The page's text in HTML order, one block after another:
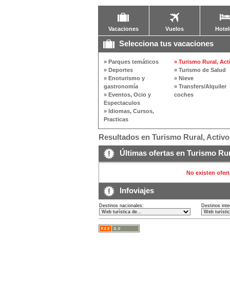
Vacaciones Vuelos
Selecciona tus vacaciones
» Parques temáticos
» Deportes
» Enoturismo y
gastronomía
» Eventos, Ocio y
Espectaculos
» Idiomas, Cursos,
Practicas
» Turismo Rural,
» Turismo de Salud
» Nieve
» Transfers/Alquiler
coches
Resultados en Turismo Rural,
Últimas ofertas en Turismo
No existen
Infoviajes
Destinos nacionales: Destinos